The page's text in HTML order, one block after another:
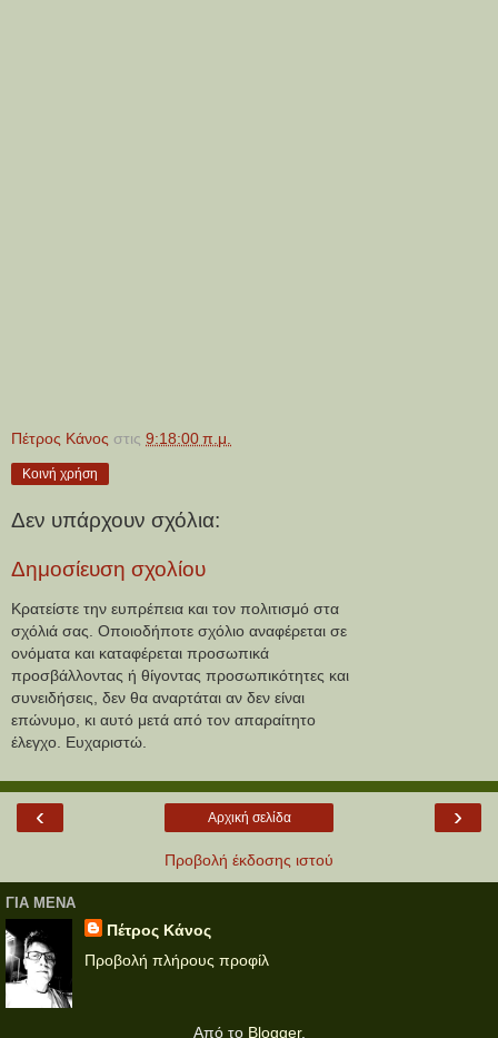
Πέτρος Κάνος στις 9:18:00 π.μ.
Κοινή χρήση
Δεν υπάρχουν σχόλια:
Δημοσίευση σχολίου
Κρατείστε την ευπρέπεια και τον πολιτισμό στα
σχόλιά σας. Οποιοδήποτε σχόλιο αναφέρεται σε
ονόματα και καταφέρεται προσωπικά
προσβάλλοντας ή θίγοντας προσωπικότητες και
συνειδήσεις, δεν θα αναρτάται αν δεν είναι
επώνυμο, κι αυτό μετά από τον απαραίτητο
έλεγχο. Ευχαριστώ.
‹ ›
Αρχική σελίδα
Προβολή έκδοσης ιστού
ΓΙΑ ΜΕΝΑ
Πέτρος Κάνος
Προβολή πλήρους προφίλ
Από το Blogger.